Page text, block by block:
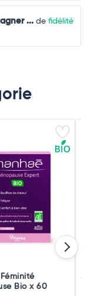
...de fidélité
Bio x 60